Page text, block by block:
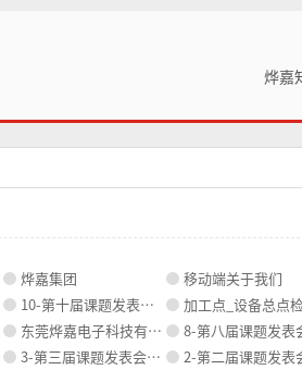
烨嘉
烨嘉集团
移动端关于我们
10-第十届课题发表会资料
加工点_设备总点检 及 加工点压出机（案例
东莞烨嘉电子科技有限公司简介
8-第八届课题发表会资
3-第三届课题发表会资料
2-第二届课题发表会资